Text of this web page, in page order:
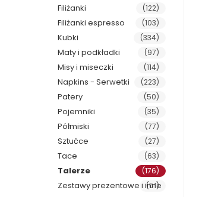
Filiżanki (122)
Filiżanki espresso (103)
Kubki (334)
Maty i podkładki (97)
Misy i miseczki (114)
Napkins - Serwetki (223)
Patery (50)
Pojemniki (35)
Półmiski (77)
Sztućce (27)
Tace (63)
Talerze (176)
Zestawy prezentowe i inne
(51)